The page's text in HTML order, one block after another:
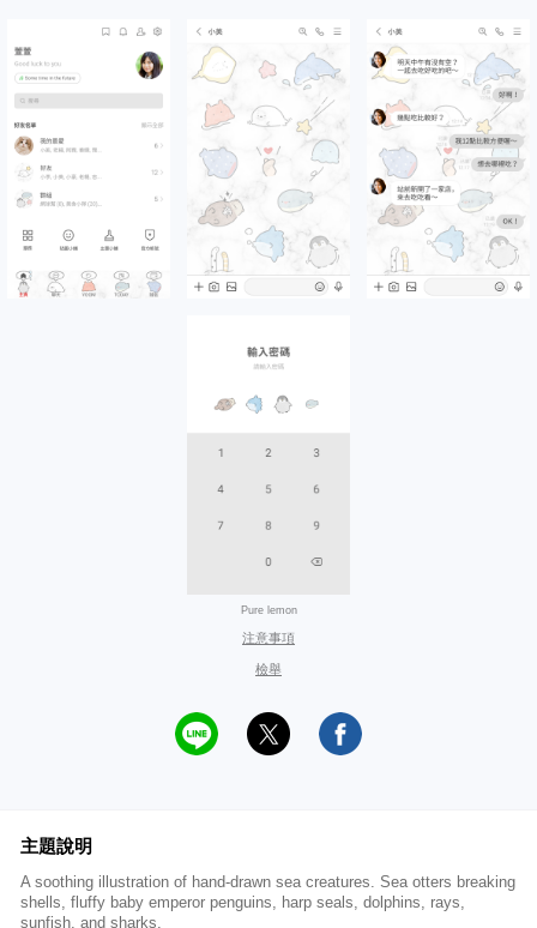
Pure lemon
注意事項
檢舉
主題說明
A soothing illustration of hand-drawn sea creatures. Sea otters breaking
shells, fluffy baby emperor penguins, harp seals, dolphins, rays,
sunfish, and sharks.